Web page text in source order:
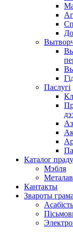
Паслугі
Каталог
Мэбля
Кантакты
Звароты